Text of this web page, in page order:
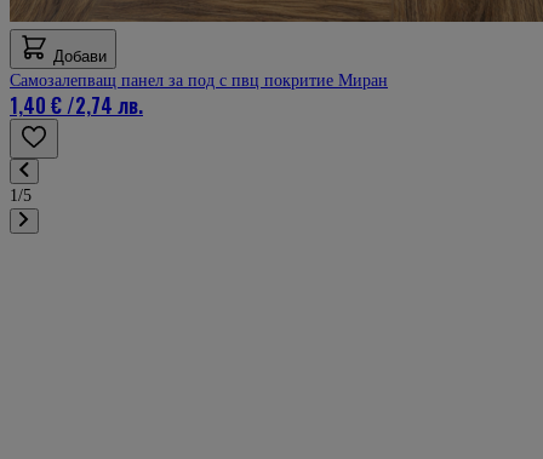
Добави
Самозалепващ панел за под с пвц покритие Миран
1,40 € /2,74 лв.
1/5